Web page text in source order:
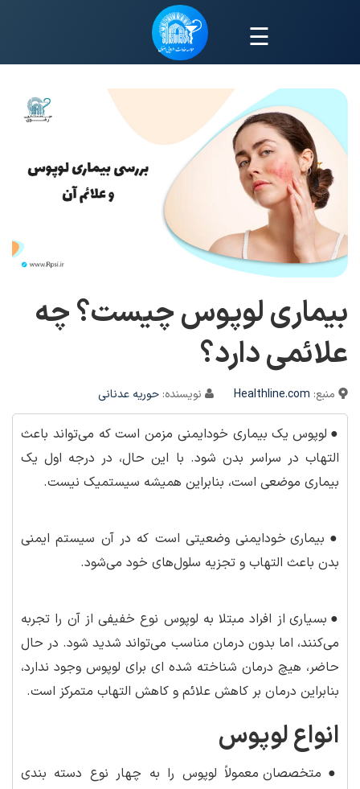
☰
بیماری لوپوس چیست؟ چه
علائمی دارد؟
منبع: Healthline.com نویسنده: حوریه عدنانی
● لوپوس یک بیماری خودایمنی مزمن است که می‌تواند باعث
التهاب در سراسر بدن شود. با این حال، در درجه اول یک
بیماری موضعی است، بنابراین همیشه سیستمیک نیست.
● بیماری خودایمنی وضعیتی است که در آن سیستم ایمنی
بدن باعث التهاب و تجزیه سلول‌های خود می‌شود.
● بسیاری از افراد مبتلا به لوپوس نوع خفیفی از آن را تجربه
می‌کنند، اما بدون درمان مناسب می‌تواند شدید شود. در حال
حاضر، هیچ درمان شناخته شده ای برای لوپوس وجود ندارد،
بنابراین درمان بر کاهش علائم و کاهش التهاب متمرکز است.
انواع لوپوس
● متخصصان معمولاً لوپوس را به چهار نوع دسته بندی